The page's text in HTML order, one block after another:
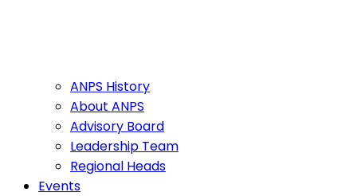
ANPS History
About ANPS
Advisory Board
Leadership Team
Regional Heads
Events